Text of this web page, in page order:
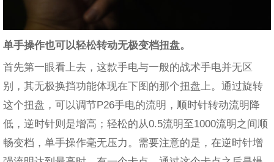
单手操作也可以轻松转动无极变档扭盘。
首先第一眼看上去，这款手电与一般的战术手电并无区
别，其无极换挡功能体现在下图的那个扭盘上。通过旋转
这个扭盘，可以调节P26手电的流明，顺时针转动流明降
低，逆时针则是增高；轻松的从0.5流明至1000流明之间顺
畅变档，单手操作毫无压力。需要注意的是，在逆时针增